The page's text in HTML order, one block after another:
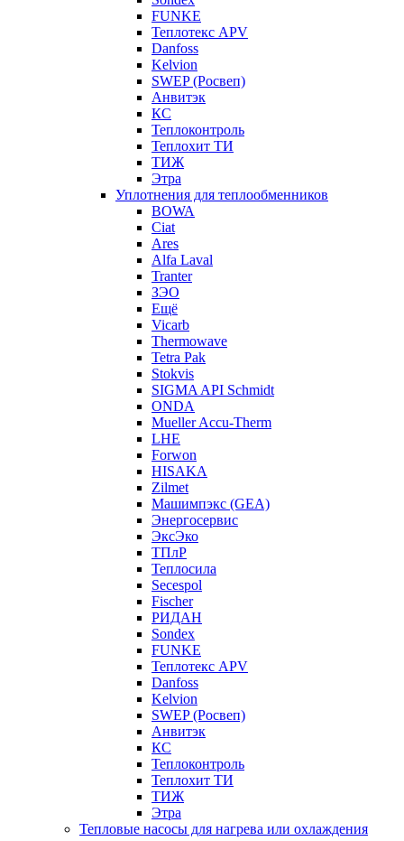
FUNKE
Теплотекс APV
Danfoss
Kelvion
SWEP (Росвеп)
Анвитэк
КС
Теплоконтроль
Теплохит ТИ
ТИЖ
Этра
Уплотнения для теплообменников
BOWA
Ciat
Ares
Alfa Laval
Tranter
ЗЭО
Ещё
Vicarb
Thermowave
Tetra Pak
Stokvis
SIGMA API Schmidt
ONDA
Mueller Accu-Therm
LHE
Forwon
HISAKA
Zilmet
Машимпэкс (GEA)
Энергосервис
ЭксЭко
ТПлР
Теплосила
Secespol
Fischer
РИДАН
Sondex
FUNKE
Теплотекс APV
Danfoss
Kelvion
SWEP (Росвеп)
Анвитэк
КС
Теплоконтроль
Теплохит ТИ
ТИЖ
Этра
Тепловые насосы для нагрева или охлаждения